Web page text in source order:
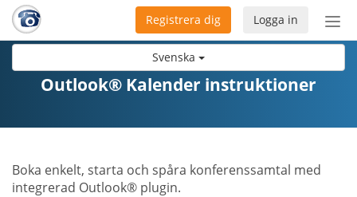
Svenska
Logga in
Registrera dig
Outlook® Kalender instruktioner
Boka enkelt, starta och spåra konferenssamtal med
integrerad Outlook® plugin.